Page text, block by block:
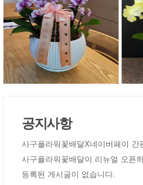
공지사항
사구플라워꽃배달X네이버페이 간
사구플라워꽃배달이 리뉴얼 오픈
다!
등록된 게시글이 없습니다.